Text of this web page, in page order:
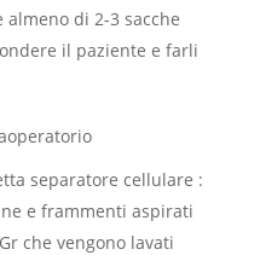
di 2-3 sacche
il paziente e farli
separatore cellulare :
e frammenti aspirati
che vengono lavati